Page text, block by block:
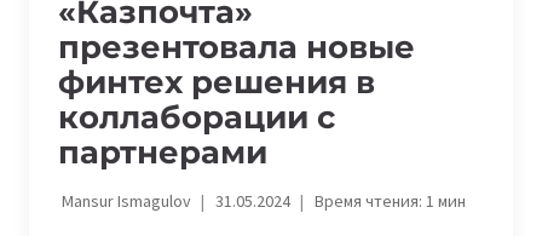
«Казпочта»
презентовала новые
финтех решения в
коллаборации c
партнерами
Mansur Ismagulov 31.05.2024 Время чтения: 1мин